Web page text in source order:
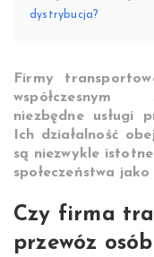
dystrybucja?
Firmy
współczesnym
niezbędne usługi
Ich działalność
są niezwykle
społeczeństwa jako
Czy firma
przewóz